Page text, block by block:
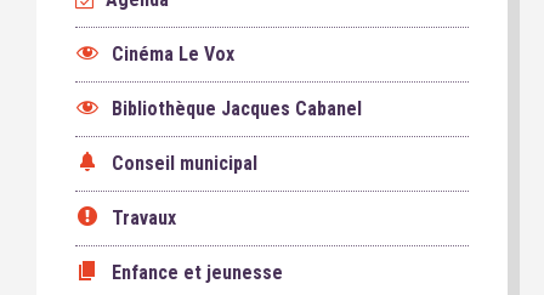
Cinéma Le Vox
Bibliothèque Jacques Cabanel
Conseil municipal
Travaux
Enfance et jeunesse